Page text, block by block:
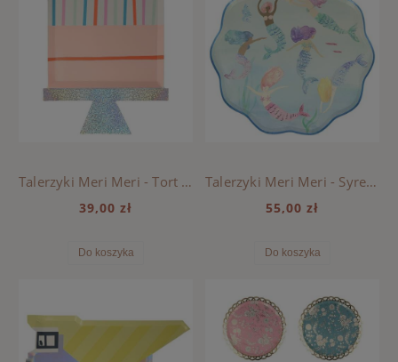
Talerzyki Meri Meri - Tort Urodzinowy
39,00 zł
Do koszyka
Talerzyki Meri Meri - Syrenki
55,00 zł
Do koszyka